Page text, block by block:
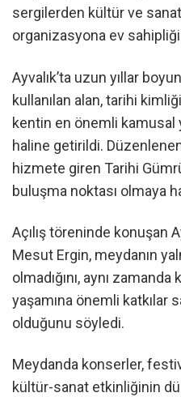
sergilerden kültür ve
organizasyona ev
Ayvalık’ta uzun yıllar
kullanılan alan, tarihi
kentin en önemli kamusal
haline getirildi.
hizmete giren Tarihi
buluşma noktası olmaya
Açılış töreninde konuşan
Mesut Ergin, meydanın
olmadığını, aynı
yaşamına önemli katkılar
olduğunu söyledi.
Meydanda konserler,
kültür-sanat etkinliğinin